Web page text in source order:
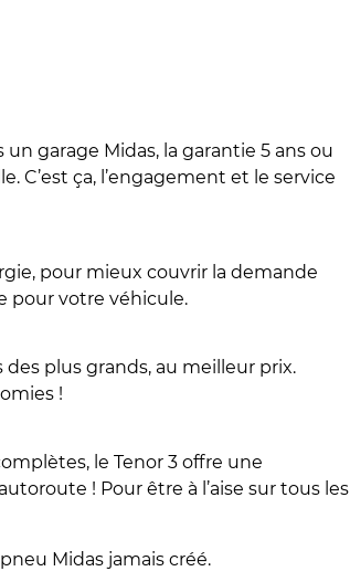
garage Midas, la garantie 5 ans ou
C’est ça, l’engagement et le service
pour mieux couvrir la demande
pour votre véhicule.
plus grands, au meilleur prix.
!
le Tenor 3 offre une
! Pour être à l’aise sur tous les
Midas jamais créé.